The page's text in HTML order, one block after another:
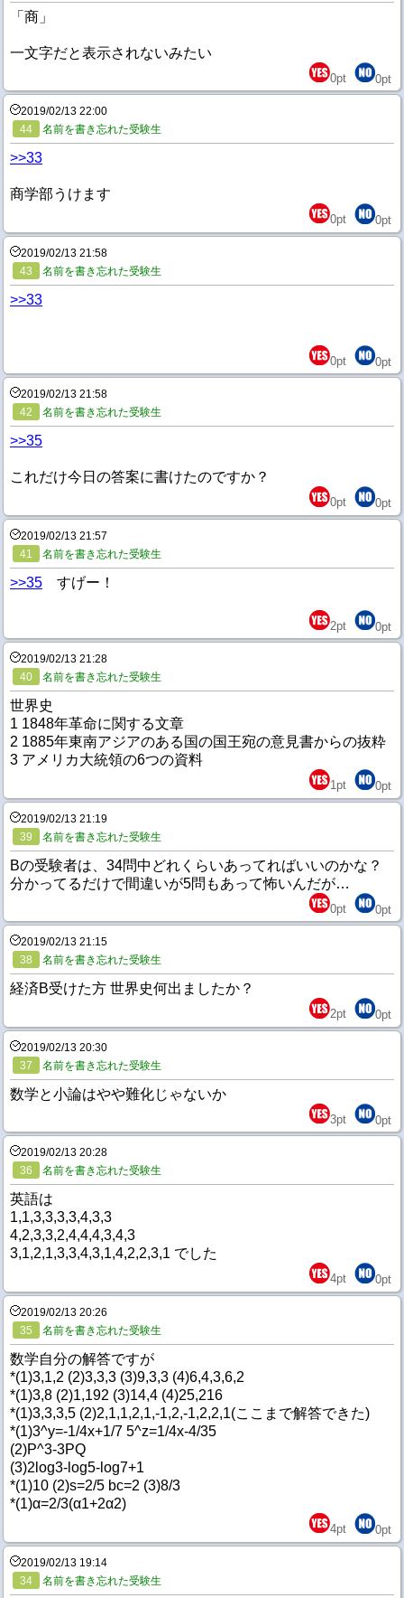
「商」
一文字だと表示されないみたい
0pt 0pt
2019/02/13 22:00
44
名前を書き忘れた受験生
>>33
商学部うけます
0pt 0pt
2019/02/13 21:58
43
名前を書き忘れた受験生
>>33
0pt 0pt
2019/02/13 21:58
42
名前を書き忘れた受験生
>>35
これだけ今日の答案に書けたのですか？
0pt 0pt
2019/02/13 21:57
41
名前を書き忘れた受験生
>>35 すげー！
2pt 0pt
2019/02/13 21:28
40
名前を書き忘れた受験生
世界史
1 1848年革命に関する文章
2 1885年東南アジアのある国の国王宛の意見書からの抜粋
3 アメリカ大統領の6つの資料
1pt 0pt
2019/02/13 21:19
39
名前を書き忘れた受験生
Bの受験者は、34問中どれくらいあってればいいのかな？
分かってるだけで間違いが5問もあって怖いんだが…
0pt 0pt
2019/02/13 21:15
38
名前を書き忘れた受験生
経済B受けた方 世界史何出ましたか？
2pt 0pt
2019/02/13 20:30
37
名前を書き忘れた受験生
数学と小論はやや難化じゃないか
3pt 0pt
2019/02/13 20:28
36
名前を書き忘れた受験生
英語は
1,1,3,3,3,3,4,3,3
4,2,3,3,2,4,4,4,3,4,3
3,1,2,1,3,3,4,3,1,4,2,2,3,1 でした
4pt 0pt
2019/02/13 20:26
35
名前を書き忘れた受験生
数学自分の解答ですが
*(1)3,1,2 (2)3,3,3 (3)9,3,3 (4)6,4,3,6,2
*(1)3,8 (2)1,192 (3)14,4 (4)25,216
*(1)3,3,3,5 (2)2,1,1,2,1,-1,2,-1,2,2,1(ここまで解答できた)
*(1)3^y=-1/4x+1/7 5^z=1/4x-4/35
(2)P^3-3PQ
(3)2log3-log5-log7+1
*(1)10 (2)s=2/5 bc=2 (3)8/3
*(1)α=2/3(α1+2α2)
4pt 0pt
2019/02/13 19:14
34
名前を書き忘れた受験生